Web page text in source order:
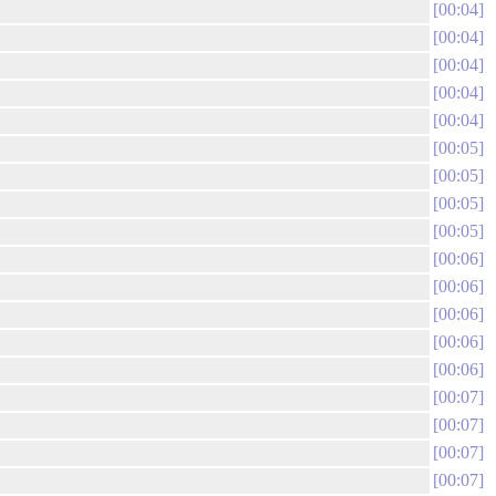
00:04
00:04
00:04
00:04
00:04
00:05
00:05
00:05
00:05
00:06
00:06
00:06
00:06
00:06
00:07
00:07
00:07
00:07